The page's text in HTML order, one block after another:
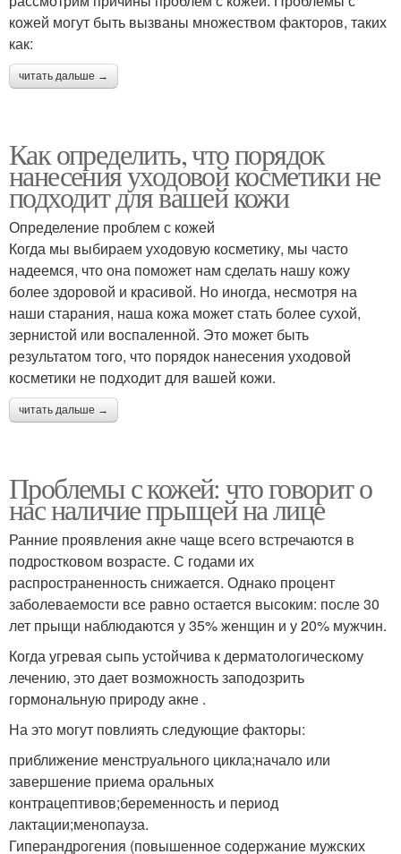
кожей могут быть вызваны множеством факторов, таких
как:
читать дальше →
Как определить, что порядок
нанесения уходовой косметики не
подходит для вашей кожи
Определение проблем с кожей
Когда мы выбираем уходовую косметику, мы часто
надеемся, что она поможет нам сделать нашу кожу
более здоровой и красивой. Но иногда, несмотря на
наши старания, наша кожа может стать более сухой,
зернистой или воспаленной. Это может быть
результатом того, что порядок нанесения уходовой
косметики не подходит для вашей кожи.
читать дальше →
Проблемы с кожей: что говорит о
нас наличие прыщей на лице
Ранние проявления акне чаще всего встречаются в
подростковом возрасте. С годами их
распространенность снижается. Однако процент
заболеваемости все равно остается высоким: после 30
лет прыщи наблюдаются у 35% женщин и у 20% мужчин.
Когда угревая сыпь устойчива к дерматологическому
лечению, это дает возможность заподозрить
гормональную природу акне .
На это могут повлиять следующие факторы:
приближение менструального цикла;начало или
завершение приема оральных
контрацептивов;беременность и период
лактации;менопауза.
Гиперандрогения (повышенное содержание мужских